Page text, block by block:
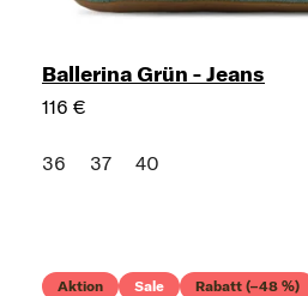
Ballerina Grün - Jeans
116 €
36 37 40
Aktion Sale Rabatt (–48 %)